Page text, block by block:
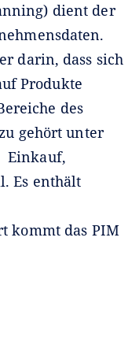
dient der
darin, dass sich
Produkte
des
gehört unter
Einkauf,
Es enthält
kommt das PIM